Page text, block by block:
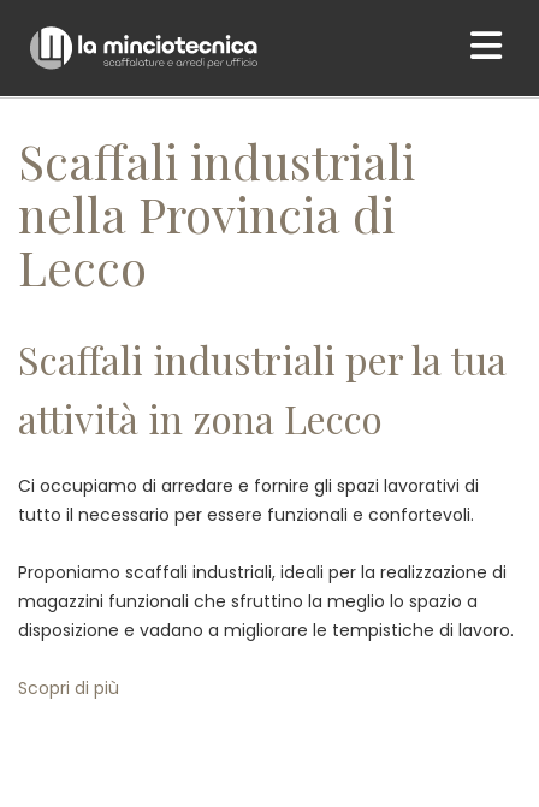
Home/ Scaffali industriali nella Provincia di Lecco
Scaffali industriali
nella Provincia di
Lecco
Scaffali industriali per la tua
attività in zona Lecco
Ci occupiamo di arredare e fornire gli spazi lavorativi di
tutto il necessario per essere funzionali e confortevoli.
Proponiamo scaffali industriali, ideali per la realizzazione di
magazzini funzionali che sfruttino la meglio lo spazio a
disposizione e vadano a migliorare le tempistiche di lavoro.
Scopri di più